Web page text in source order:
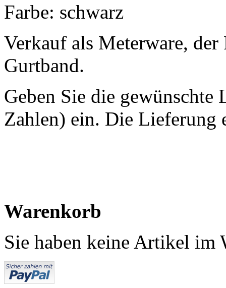
Farbe: schwarz
Verkauf als Meterware,
Gurtband.
Geben Sie die gewünschte
Zahlen) ein. Die
Warenkorb
Sie haben keine Artikel im